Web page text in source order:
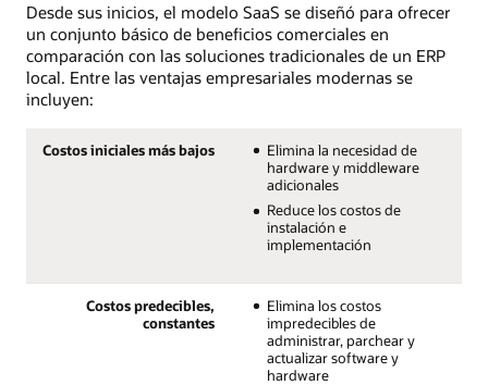
Desde sus inicios, el modelo SaaS se diseñó para ofrecer
un conjunto básico de beneficios comerciales en
comparación con las soluciones tradicionales de un ERP
local. Entre las ventajas empresariales modernas se
incluyen:
Costos iniciales más bajos
Elimina la necesidad de
hardware y middleware
adicionales
Reduce los costos de
instalación e
implementación
Costos predecibles,
constantes
Elimina los costos
impredecibles de
administrar, parchear y
actualizar software y
hardware